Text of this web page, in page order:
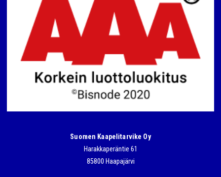
Suomen Kaapelitarvike Oy
Harakkaperäntie 61
85800 Haapajärvi